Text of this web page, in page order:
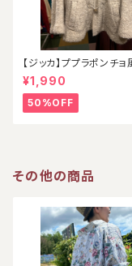
【ジッカ】ププラポンチ
ー
¥1,990
50%OFF
その他の商品